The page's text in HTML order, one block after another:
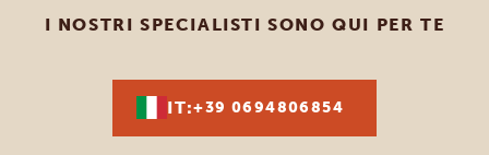
I NOSTRI SPECIALISTI SONO QUI PER TE
IT:+39 0694806854